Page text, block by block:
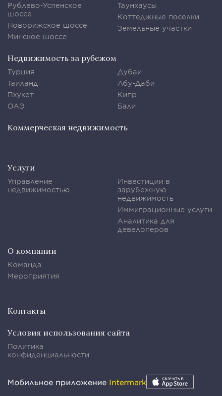
Рублево-Успенское
шоссе
Новорижское шоссе
Минское шоссе
Таунхаусы
Коттеджные поселки
Земельные участки
Недвижимость за рубежом
Турция
Таиланд
Пхукет
ОАЭ
Дубаи
Абу-Даби
Кипр
Бали
Коммерческая недвижимость
Услуги
Управление
недвижимостью
Инвестиции в
зарубежную
недвижимость
Иммиграционные услуги
Аналитика для
девелоперов
О компании
Команда
Мероприятия
Контакты
Условия использования сайта
Политика
конфиденциальности
Мобильное приложение Intermark